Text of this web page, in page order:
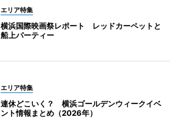
エリア特集
横浜国際映画祭レポート レッドカーペットと
船上パーティー
エリア特集
連休どこいく？ 横浜ゴールデンウィークイベ
ント情報まとめ（2026年）